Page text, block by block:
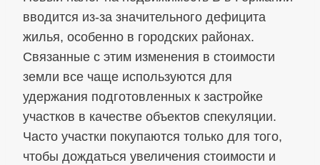
вводится из-за значительного дефицита
жилья, особенно в городских районах.
Связанные с этим изменения в стоимости
земли все чаще используются для
удержания подготовленных к застройке
участков в качестве объектов спекуляции.
Часто участки покупаются только для того,
чтобы дождаться увеличения стоимости и